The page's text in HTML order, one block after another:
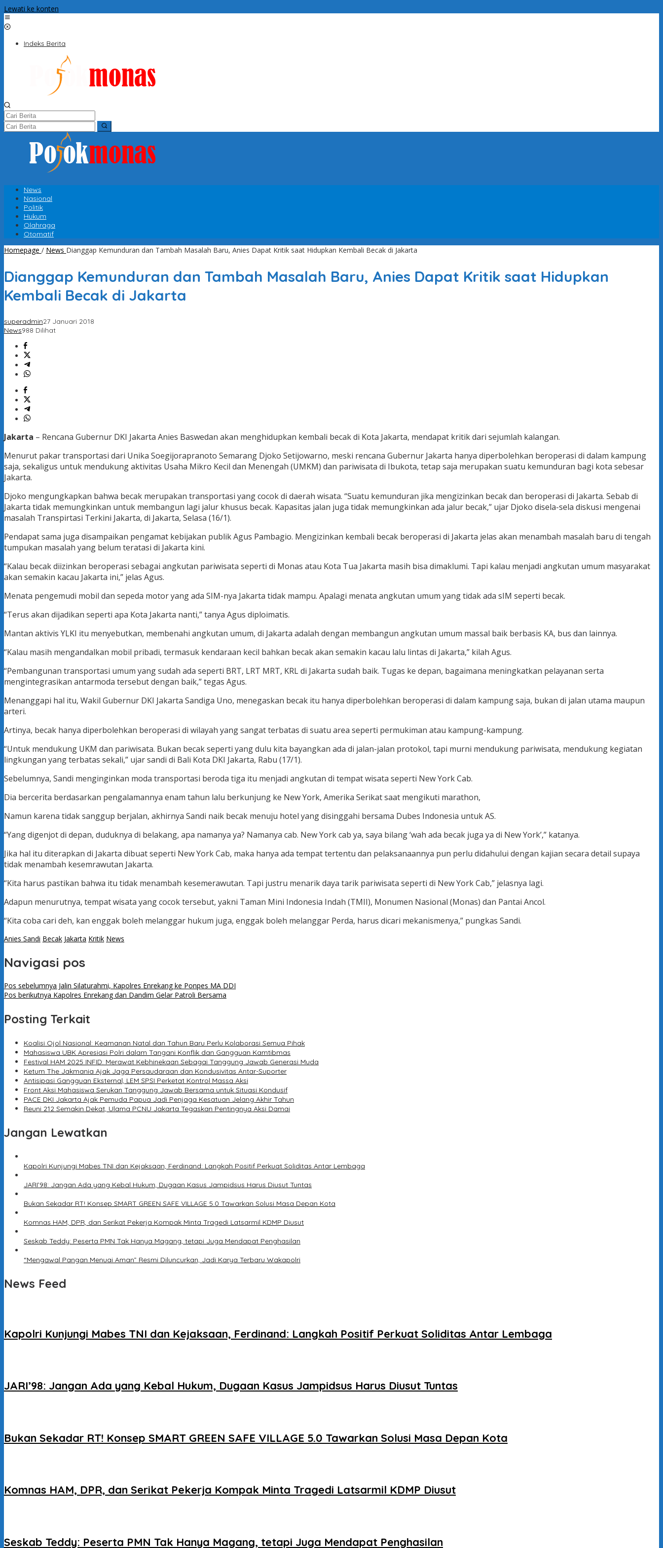
Lewati ke konten
Indeks Berita
News
Nasional
Politik
Hukum
Olahraga
Otomatif
Homepage / News Dianggap Kemunduran dan Tambah Masalah Baru, Anies Dapat Kritik saat Hidupkan Kembali Becak di Jakarta
Dianggap Kemunduran dan Tambah Masalah Baru, Anies Dapat Kritik saat Hidupkan
Kembali Becak di Jakarta
superadmin27 Januari 2018
News988 Dilihat
Jakarta – Rencana Gubernur DKI Jakarta Anies Baswedan akan menghidupkan kembali becak di Kota Jakarta, mendapat kritik dari sejumlah kalangan.
Menurut pakar transportasi dari Unika Soegijorapranoto Semarang Djoko Setijowarno, meski rencana Gubernur Jakarta hanya diperbolehkan beroperasi di dalam kampung
saja, sekaligus untuk mendukung aktivitas Usaha Mikro Kecil dan Menengah (UMKM) dan pariwisata di Ibukota, tetap saja merupakan suatu kemunduran bagi kota sebesar
Jakarta.
Djoko mengungkapkan bahwa becak merupakan transportasi yang cocok di daerah wisata. “Suatu kemunduran jika mengizinkan becak dan beroperasi di Jakarta. Sebab di
Jakarta tidak memungkinkan untuk membangun lagi jalur khusus becak. Kapasitas jalan juga tidak memungkinkan ada jalur becak,” ujar Djoko disela-sela diskusi mengenai
masalah Transpirtasi Terkini Jakarta, di Jakarta, Selasa (16/1).
Pendapat sama juga disampaikan pengamat kebijakan publik Agus Pambagio. Mengizinkan kembali becak beroperasi di Jakarta jelas akan menambah masalah baru di tengah
tumpukan masalah yang belum teratasi di Jakarta kini.
“Kalau becak diizinkan beroperasi sebagai angkutan pariwisata seperti di Monas atau Kota Tua Jakarta masih bisa dimaklumi. Tapi kalau menjadi angkutan umum masyarakat
akan semakin kacau Jakarta ini,” jelas Agus.
Menata pengemudi mobil dan sepeda motor yang ada SIM-nya Jakarta tidak mampu. Apalagi menata angkutan umum yang tidak ada sIM seperti becak.
“Terus akan dijadikan seperti apa Kota Jakarta nanti,” tanya Agus diploimatis.
Mantan aktivis YLKI itu menyebutkan, membenahi angkutan umum, di Jakarta adalah dengan membangun angkutan umum massal baik berbasis KA, bus dan lainnya.
“Kalau masih mengandalkan mobil pribadi, termasuk kendaraan kecil bahkan becak akan semakin kacau lalu lintas di Jakarta,” kilah Agus.
“Pembangunan transportasi umum yang sudah ada seperti BRT, LRT MRT, KRL di Jakarta sudah baik. Tugas ke depan, bagaimana meningkatkan pelayanan serta
mengintegrasikan antarmoda tersebut dengan baik,” tegas Agus.
Menanggapi hal itu, Wakil Gubernur DKI Jakarta Sandiga Uno, menegaskan becak itu hanya diperbolehkan beroperasi di dalam kampung saja, bukan di jalan utama maupun
arteri.
Artinya, becak hanya diperbolehkan beroperasi di wilayah yang sangat terbatas di suatu area seperti permukiman atau kampung-kampung.
“Untuk mendukung UKM dan pariwisata. Bukan becak seperti yang dulu kita bayangkan ada di jalan-jalan protokol, tapi murni mendukung pariwisata, mendukung kegiatan
lingkungan yang terbatas sekali,” ujar sandi di Bali Kota DKI Jakarta, Rabu (17/1).
Sebelumnya, Sandi menginginkan moda transportasi beroda tiga itu menjadi angkutan di tempat wisata seperti New York Cab.
Dia bercerita berdasarkan pengalamannya enam tahun lalu berkunjung ke New York, Amerika Serikat saat mengikuti marathon,
Namun karena tidak sanggup berjalan, akhirnya Sandi naik becak menuju hotel yang disinggahi bersama Dubes Indonesia untuk AS.
“Yang digenjot di depan, duduknya di belakang, apa namanya ya? Namanya cab. New York cab ya, saya bilang ‘wah ada becak juga ya di New York’,” katanya.
Jika hal itu diterapkan di Jakarta dibuat seperti New York Cab, maka hanya ada tempat tertentu dan pelaksanaannya pun perlu didahului dengan kajian secara detail supaya
tidak menambah kesemrawutan Jakarta.
“Kita harus pastikan bahwa itu tidak menambah kesemerawutan. Tapi justru menarik daya tarik pariwisata seperti di New York Cab,” jelasnya lagi.
Adapun menurutnya, tempat wisata yang cocok tersebut, yakni Taman Mini Indonesia Indah (TMII), Monumen Nasional (Monas) dan Pantai Ancol.
“Kita coba cari deh, kan enggak boleh melanggar hukum juga, enggak boleh melanggar Perda, harus dicari mekanismenya,” pungkas Sandi.
Anies Sandi Becak Jakarta Kritik News
Navigasi pos
Pos sebelumnya Jalin Silaturahmi, Kapolres Enrekang ke Ponpes MA DDI
Pos berikutnya Kapolres Enrekang dan Dandim Gelar Patroli Bersama
Posting Terkait
Koalisi Ojol Nasional: Keamanan Natal dan Tahun Baru Perlu Kolaborasi Semua Pihak
Mahasiswa UBK Apresiasi Polri dalam Tangani Konflik dan Gangguan Kamtibmas
Festival HAM 2025 INFID: Merawat Kebhinekaan Sebagai Tanggung Jawab Generasi Muda
Ketum The Jakmania Ajak Jaga Persaudaraan dan Kondusivitas Antar-Suporter
Antisipasi Gangguan Eksternal, LEM SPSI Perketat Kontrol Massa Aksi
Front Aksi Mahasiswa Serukan Tanggung Jawab Bersama untuk Situasi Kondusif
PACE DKI Jakarta Ajak Pemuda Papua Jadi Penjaga Kesatuan Jelang Akhir Tahun
Reuni 212 Semakin Dekat, Ulama PCNU Jakarta Tegaskan Pentingnya Aksi Damai
Jangan Lewatkan
Kapolri Kunjungi Mabes TNI dan Kejaksaan, Ferdinand: Langkah Positif Perkuat Soliditas Antar Lembaga
JARI’98: Jangan Ada yang Kebal Hukum, Dugaan Kasus Jampidsus Harus Diusut Tuntas
Bukan Sekadar RT! Konsep SMART GREEN SAFE VILLAGE 5.0 Tawarkan Solusi Masa Depan Kota
Komnas HAM, DPR, dan Serikat Pekerja Kompak Minta Tragedi Latsarmil KDMP Diusut
Seskab Teddy: Peserta PMN Tak Hanya Magang, tetapi Juga Mendapat Penghasilan
“Mengawal Pangan Menuai Aman” Resmi Diluncurkan, Jadi Karya Terbaru Wakapolri
News Feed
Kapolri Kunjungi Mabes TNI dan Kejaksaan, Ferdinand: Langkah Positif Perkuat Soliditas Antar Lembaga
JARI’98: Jangan Ada yang Kebal Hukum, Dugaan Kasus Jampidsus Harus Diusut Tuntas
Bukan Sekadar RT! Konsep SMART GREEN SAFE VILLAGE 5.0 Tawarkan Solusi Masa Depan Kota
Komnas HAM, DPR, dan Serikat Pekerja Kompak Minta Tragedi Latsarmil KDMP Diusut
Seskab Teddy: Peserta PMN Tak Hanya Magang, tetapi Juga Mendapat Penghasilan